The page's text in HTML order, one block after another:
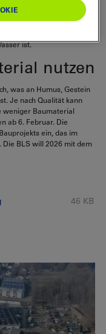
von Kernbohrungen
im Gebiet aufgebaut
ist.
nutzen
was an Humus, Gestein
Je nach Qualität kann
weniger Baumaterial
ab 6. Februar. Die
ein, das im
BLS will 2026 mit dem
46 KB